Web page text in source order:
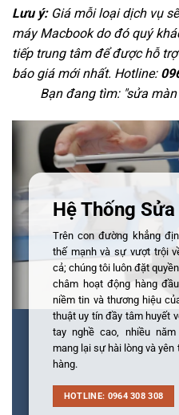
Lưu ý:Giá mỗi loại dịch vụ
máy Macbook do đó quý
tiếp trung tâm để được hỗ
báo giá mới nhất. Hotline:
Bạn đang tìm: "sửa
Hệ Thống
Trên con đường khẳng
thế mạnh và sự vượt trội
cả; chúng tôi luôn đặt
châm hoạt động hàng
niềm tin và thương hiệu
thuật uy tín đầy tâm huyết
tay nghề cao, nhiều
mang lại sự hài lòng và
hàng.
HOTLINE: 0964 308 308